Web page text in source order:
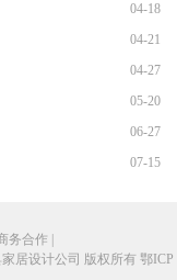
04-18
04-21
04-27
05-20
06-27
07-15
务合作 |
家居设计公司 版权所有 鄂ICP